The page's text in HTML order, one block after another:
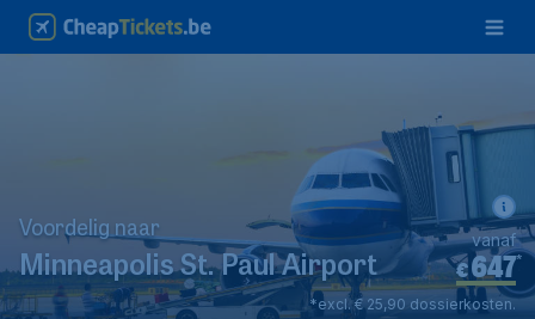
Voordelig naar
Minneapolis St. Paul Airport €647*
vanaf
*excl. € 25,90 dossierkosten.